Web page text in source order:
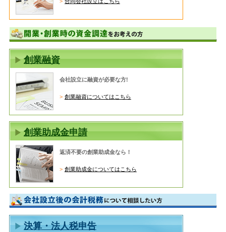
創業融資
会社設立に融資が必要な方!
創業融資についてはこちら
創業助成金申請
返済不要の創業助成金なら！
創業助成金についてはこちら
決算・法人税申告